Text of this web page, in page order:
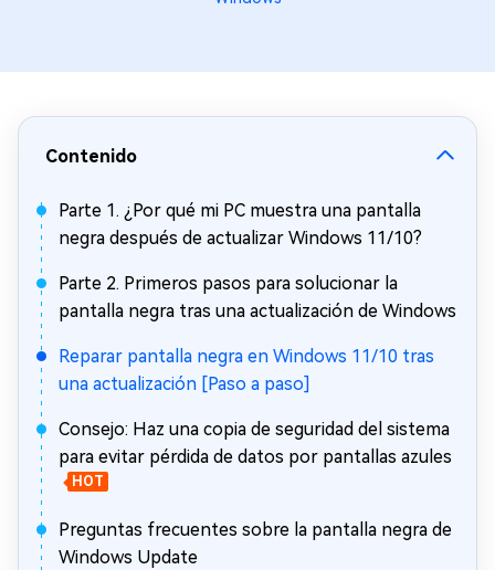
Contenido
Parte 1. ¿Por qué mi PC muestra una pantalla
negra después de actualizar Windows 11/10?
Parte 2. Primeros pasos para solucionar la
pantalla negra tras una actualización de Windows
Reparar pantalla negra en Windows 11/10 tras
una actualización [Paso a paso]
Consejo: Haz una copia de seguridad del sistema
para evitar pérdida de datos por pantallas azules
HOT
Preguntas frecuentes sobre la pantalla negra de
Windows Update